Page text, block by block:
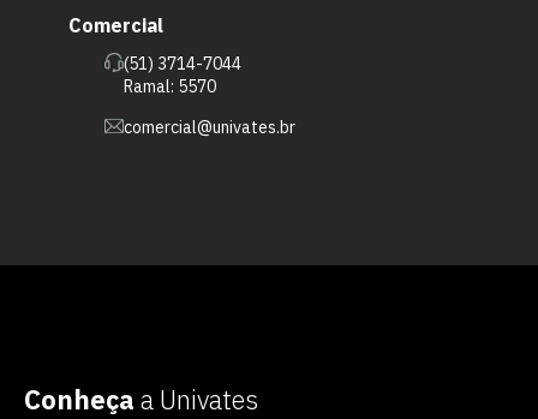
Comercial
(51) 3714-7044
Ramal: 5570
comercial@univates.br
Conheça a Univates